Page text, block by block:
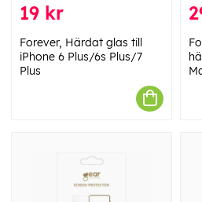
19 kr
Forever, Härdat glas till
iPhone 6 Plus/6s Plus/7
Plus